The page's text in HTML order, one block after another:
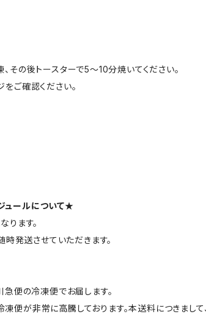
その後トースターで5～10分焼いてください。
をご確認ください。
ュールについて★
ります。
発送させていただきます。
便の冷凍便でお届します。
が非常に高騰しております。本送料につきまして